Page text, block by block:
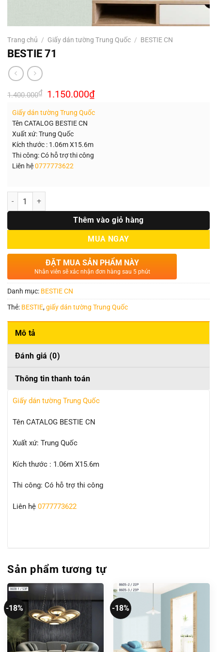
Trang chủ / Giấy dán tường Trung Quốc / BESTIE CN
BESTIE 71
1.400.000₫ Giá
gốc
1.400.000₫.
1.150.000₫Giá
hiện
là:
Giấy dán tường Trung Quốc
Tên CATALOG BESTIE CN
Xuất xứ: Trung Quốc
Kích thước : 1.06m X15.6m
Thi công: Có hỗ trợ thi công
Liên hệ0777773622
Số lượng
Thêm vào giỏ hàng
MUA NGAY
ĐẶT MUA SẢN PHẨM NÀY
Nhân viên sẽ xác nhận đơn hàng sau 5 phút
Danh mục: BESTIE CN
Thẻ: BESTIE,giấy dán tường Trung Quốc
Mô tả
Đánh giá (0)
Thông tin thanh toán
Giấy dán tường Trung Quốc
Tên CATALOG BESTIE CN
Xuất xứ: Trung Quốc
Kích thước : 1.06m X15.6m
Thi công: Có hỗ trợ thi công
Liên hệ 0777773622
Sản phẩm tương tự
-18% -18%